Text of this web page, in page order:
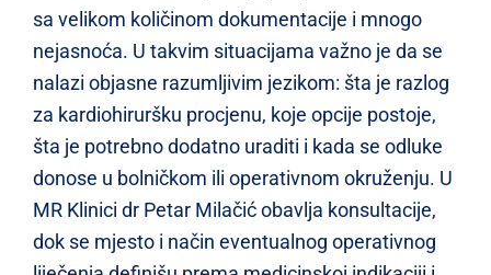
sa velikom količinom dokumentacije i mnogo
nejasnoća. U takvim situacijama važno je da se
nalazi objasne razumljivim jezikom: šta je razlog
za kardiohiruršku procjenu, koje opcije postoje,
šta je potrebno dodatno uraditi i kada se odluke
donose u bolničkom ili operativnom okruženju. U
MR Klinici dr Petar Milačić obavlja konsultacije,
dok se mjesto i način eventualnog operativnog